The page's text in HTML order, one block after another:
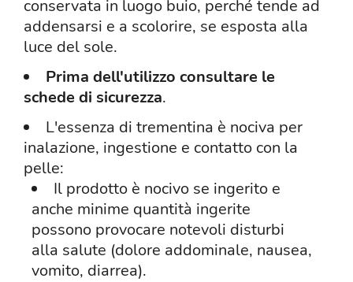
conservata in luogo buio, perché tende ad
addensarsi e a scolorire, se esposta alla
luce del sole.
Prima dell'utilizzo consultare le
schede di sicurezza.
L'essenza di trementina è nociva per
inalazione, ingestione e contatto con la
pelle:
Il prodotto è nocivo se ingerito e
anche minime quantità ingerite
possono provocare notevoli disturbi
alla salute (dolore addominale, nausea,
vomito, diarrea).